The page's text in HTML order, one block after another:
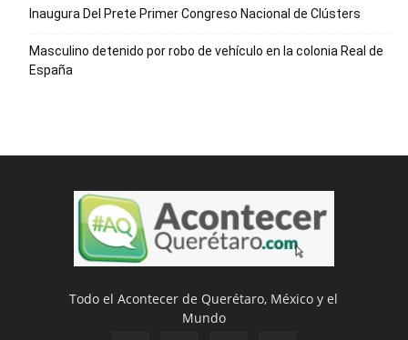
Inaugura Del Prete Primer Congreso Nacional de Clústers
Masculino detenido por robo de vehículo en la colonia Real de
España
Todo el Acontecer de Querétaro, México y el
Mundo